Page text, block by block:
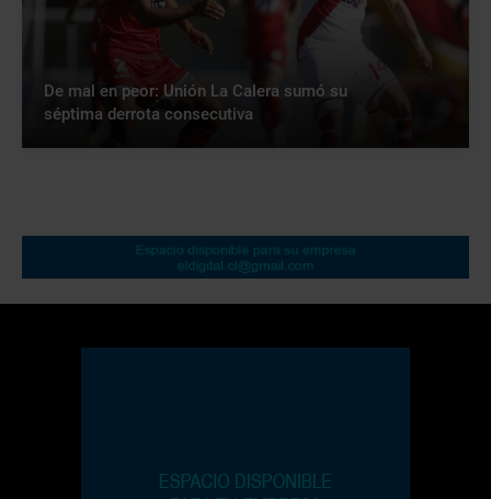
De mal en peor: Unión La Calera sumó su
séptima derrota consecutiva